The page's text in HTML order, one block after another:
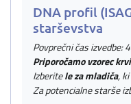
DNA profil
starševstva
Povprečni čas izvedbe:
Priporočamo vzorec krvi
Izberitele za mladiča,
Za potencialne starše